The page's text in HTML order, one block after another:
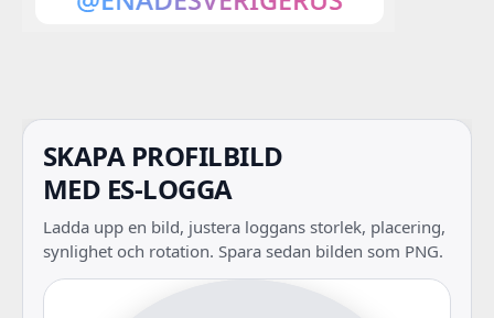
SKAPA PROFILBILD
MED ES-LOGGA
Ladda upp en bild, justera loggans storlek, placering,
synlighet och rotation. Spara sedan bilden som PNG.